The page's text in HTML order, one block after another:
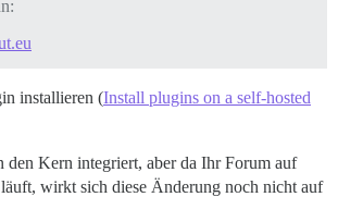
installieren (Install plugins on a self-hosted
den Kern integriert, aber da Ihr Forum auf
wirkt sich diese Änderung noch nicht auf